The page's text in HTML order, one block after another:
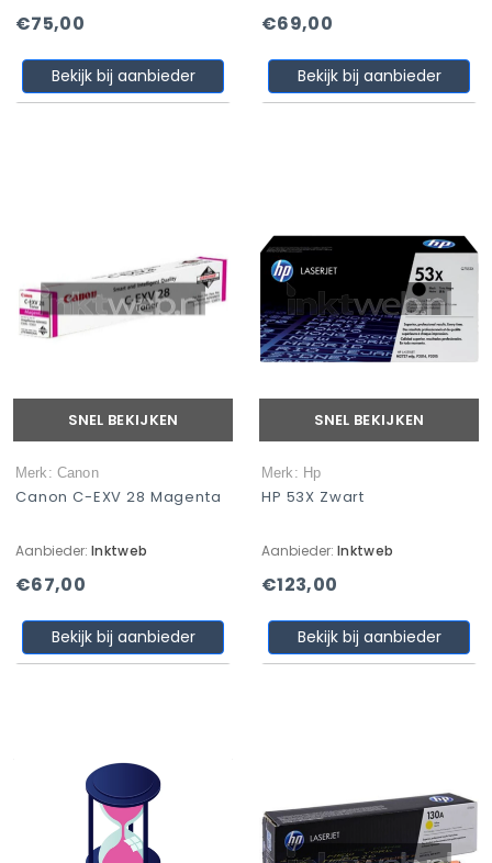
€75,00
Bekijk bij aanbieder
€69,00
Bekijk bij aanbieder
SNEL BEKIJKEN
Merk: Canon
Canon C-EXV 28 Magenta
Aanbieder: Inktweb
€67,00
Bekijk bij aanbieder
SNEL BEKIJKEN
Merk: Hp
HP 53X Zwart
Aanbieder: Inktweb
€123,00
Bekijk bij aanbieder